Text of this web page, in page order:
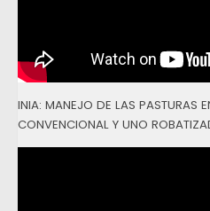
INIA: MANEJO DE LAS PASTURAS
CONVENCIONAL Y UNO